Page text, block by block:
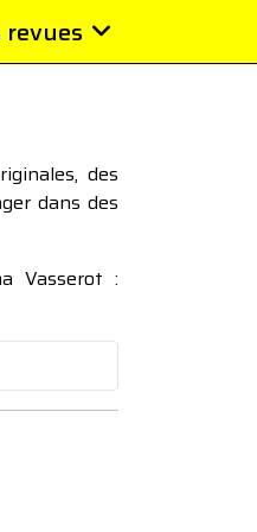
revues
des
dans des
Vasserot :